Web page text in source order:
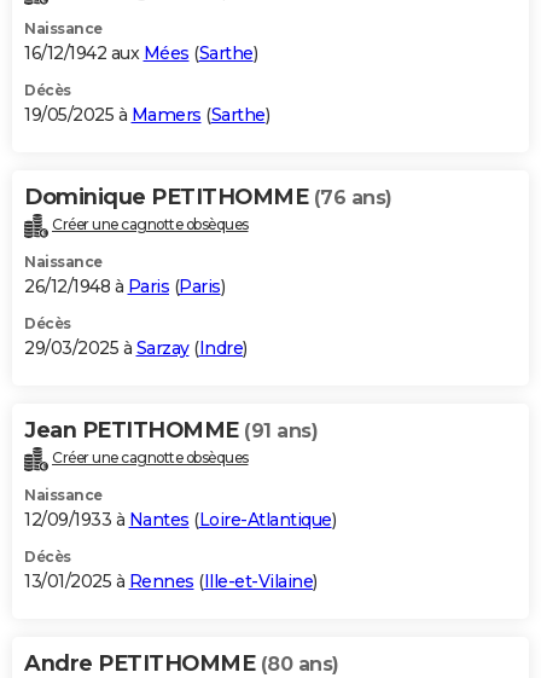
Naissance
16/12/1942 aux Mées (Sarthe)
Décès
19/05/2025 à Mamers (Sarthe)
Dominique PETITHOMME (76 ans)
Créer une cagnotte obsèques
Naissance
26/12/1948 à Paris (Paris)
Décès
29/03/2025 à Sarzay(Indre)
Jean PETITHOMME (91 ans)
Créer une cagnotte obsèques
Naissance
12/09/1933 à Nantes (Loire-Atlantique)
Décès
13/01/2025 à Rennes (Ille-et-Vilaine)
Andre PETITHOMME (80 ans)